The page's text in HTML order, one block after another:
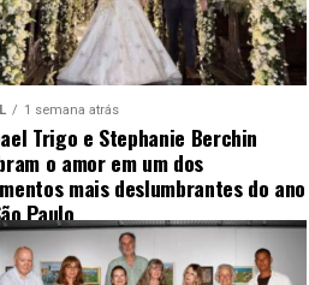
1 semana atrás
Trigo e Stephanie Berchin
o amor em um dos
mais deslumbrantes do ano
Paulo